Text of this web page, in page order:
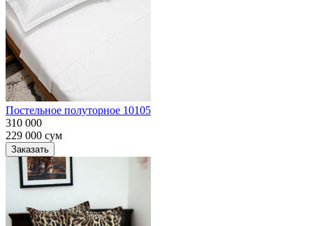
Постельное полуторное 10105
310 000
229 000 сум
Заказать